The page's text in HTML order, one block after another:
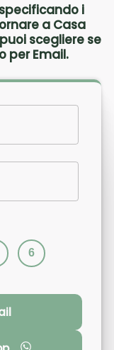
i
a Casa
scegliere se
per Email.
6